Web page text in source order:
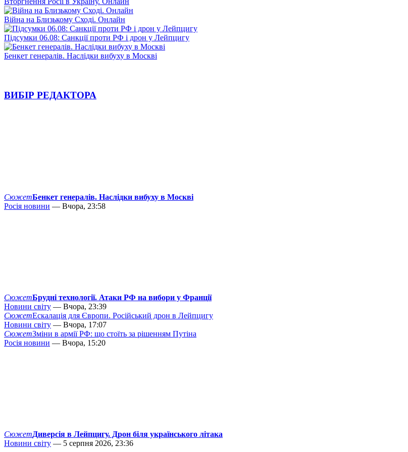
Війна на Близькому Сході. Онлайн
Підсумки 06.08: Санкції проти РФ і дрон у Лейпцигу
Бенкет генералів. Наслідки вибуху в Москві
ВИБІР РЕДАКТОРА
СюжетБенкет генералів. Наслідки вибуху в Москві
Росія новини — Вчора, 23:58
СюжетБрудні технології. Атаки РФ на вибори у Франції
Новини світу — Вчора, 23:39
СюжетЕскалація для Європи. Російський дрон в Лейпцигу
Новини світу — Вчора, 17:07
СюжетЗміни в армії РФ: що стоїть за рішенням Путіна
Росія новини — Вчора, 15:20
СюжетДиверсія в Лейпцигу. Дрон біля українського літака
Новини світу — 5 серпня 2026, 23:36